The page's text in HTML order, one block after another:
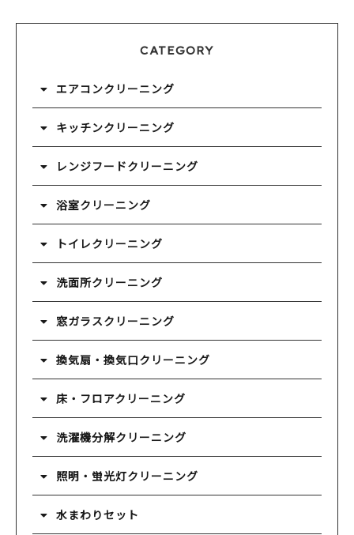
CATEGORY
エアコンクリーニング
キッチンクリーニング
レンジフードクリーニング
浴室クリーニング
トイレクリーニング
洗面所クリーニング
窓ガラスクリーニング
換気扇・換気口クリーニング
床・フロアクリーニング
洗濯機分解クリーニング
照明・蛍光灯クリーニング
水まわりセット